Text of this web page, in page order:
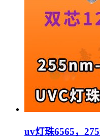
uv灯珠6565，